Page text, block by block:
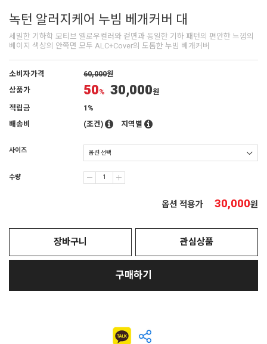
녹턴 알러지케어 누빔 베개커버 대
세밀한 기하학 모티브 옐로우컬러와 겉면과 동일한 기하 패턴의 편안한 느낌의
베이지 색상의 안쪽면 모두 ALC+Cover의 도톰한 누빔 베개커버
소비자가격 60,000원
상품가
50% 30,000원
적립금
1%
배송비
(조건) 지역별
사이즈
수량
옵션 적용가 30,000원
장바구니 관심상품
구매하기